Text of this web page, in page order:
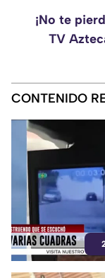
¡No te
TV
CONTENIDO